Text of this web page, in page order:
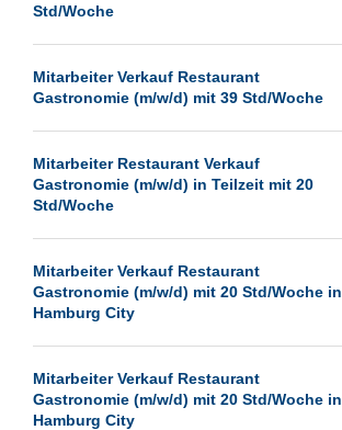
Weiterstadt
Wuppertal
Std/Woche
Mitarbeiter Verkauf Restaurant
Gastronomie (m/w/d) mit 39 Std/Woche
Mitarbeiter Restaurant Verkauf
Gastronomie (m/w/d) in Teilzeit mit 20
Std/Woche
Mitarbeiter Verkauf Restaurant
Gastronomie (m/w/d) mit 20 Std/Woche in
Hamburg City
Mitarbeiter Verkauf Restaurant
Gastronomie (m/w/d) mit 20 Std/Woche in
Hamburg City